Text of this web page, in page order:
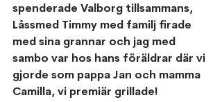
spenderade Valborg tillsammans,
Låssmed Timmy med familj firade
med sina grannar och jag med
sambo var hos hans föräldrar där vi
gjorde som pappa Jan och mamma
Camilla, vi premiär grillade!